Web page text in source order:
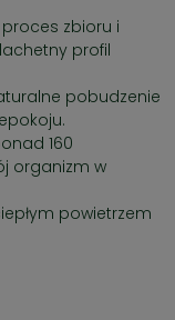
zbioru i
profil
pobudzenie
160
organizm w
powietrzem